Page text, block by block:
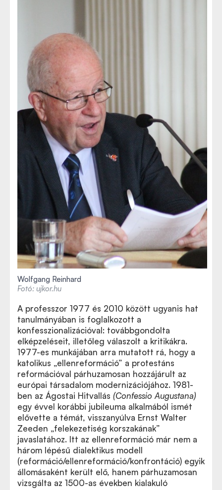
Wolfgang Reinhard
Fotó: ujkor.hu
A professzor 1977 és 2010 között ugyanis hat
tanulmányában is foglalkozott a
konfesszionalizációval: továbbgondolta
elképzeléseit, illetőleg válaszolt a kritikákra.
1977-es munkájában arra mutatott rá, hogy a
katolikus „ellenreformáció” a protestáns
reformációval párhuzamosan hozzájárult az
európai társadalom modernizációjához. 1981-
ben az Ágostai Hitvallás (Confessio Augustana)
egy évvel korábbi jubileuma alkalmából ismét
elővette a témát, visszanyúlva Ernst Walter
Zeeden „felekezetiség korszakának”
javaslatához. Itt az ellenreformáció már nem a
három lépésű dialektikus modell
(reformáció/ellenreformáció/konfrontáció) egyik
állomásaként került elő, hanem párhuzamosan
vizsgálta az 1500-as években kialakuló